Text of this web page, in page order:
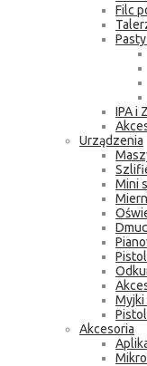
Filc
IPA i
Urządzenia
Mini
Myjki
Akcesoria